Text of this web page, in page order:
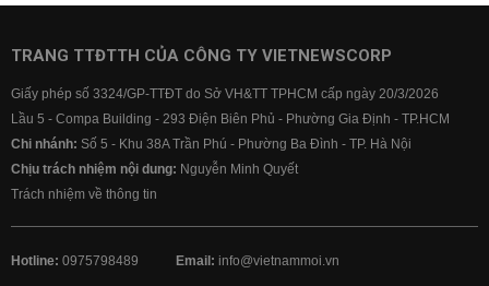
TRANG TTĐTTH CỦA CÔNG TY VIETNEWSCORP
Giấy phép số 3324/GP-TTĐT do Sở VH&TT TPHCM cấp ngày 20/3/2026
Lầu 5 - Compa Building - 293 Điện Biên Phủ - Phường Gia Định - TP.HCM
Chi nhánh: Số 5 - Khu 38A Trần Phú - Phường Ba Đình - TP. Hà Nội
Chịu trách nhiệm nội dung: Nguyễn Minh Quyết
Trách nhiệm về thông tin
Hotline: 0975798489 Email: info@vietnammoi.vn